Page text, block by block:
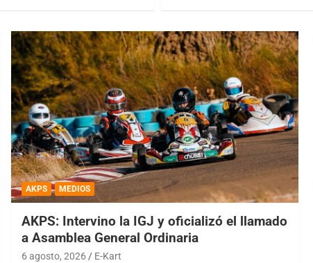
AKPS MEDIOS
AKPS: Intervino la IGJ y oficializó el llamado
a Asamblea General Ordinaria
6 agosto, 2026 E-Kart